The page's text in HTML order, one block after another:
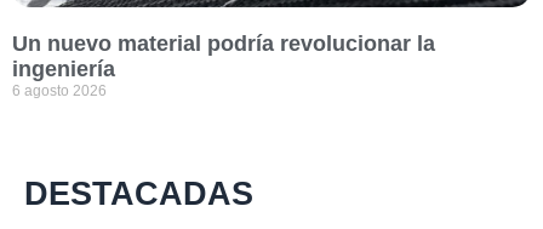
Un nuevo material podría revolucionar la
ingeniería
6 agosto 2026
DESTACADAS